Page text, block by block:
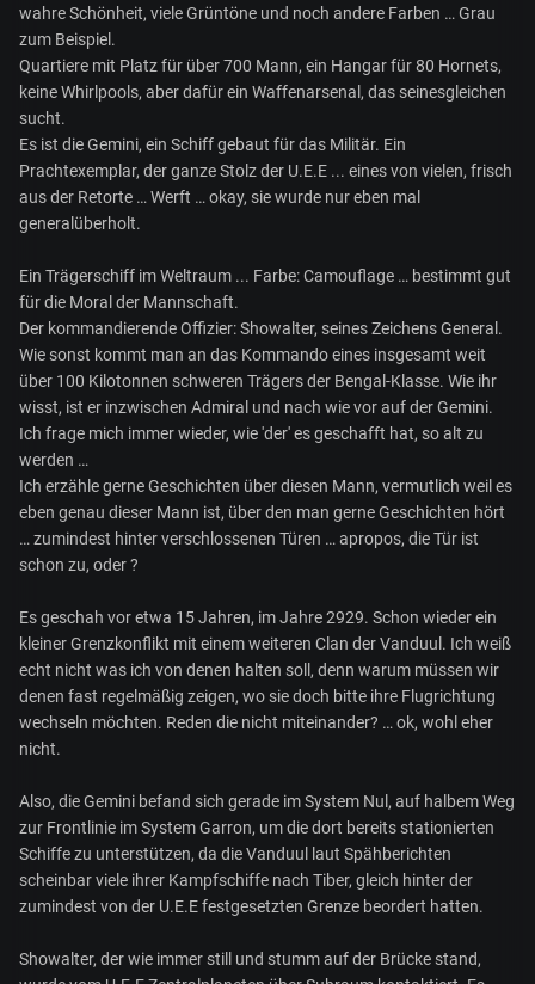
wahre Schönheit, viele Grüntöne und noch andere Farben … Grau
zum Beispiel.
Quartiere mit Platz für über 700 Mann, ein Hangar für 80 Hornets,
keine Whirlpools, aber dafür ein Waffenarsenal, das seinesgleichen
sucht.
Es ist die Gemini, ein Schiff gebaut für das Militär. Ein
Prachtexemplar, der ganze Stolz der U.E.E ... eines von vielen, frisch
aus der Retorte … Werft … okay, sie wurde nur eben mal
generalüberholt.
Ein Trägerschiff im Weltraum ... Farbe: Camouflage … bestimmt gut
für die Moral der Mannschaft.
Der kommandierende Offizier: Showalter, seines Zeichens General.
Wie sonst kommt man an das Kommando eines insgesamt weit
über 100 Kilotonnen schweren Trägers der Bengal-Klasse. Wie ihr
wisst, ist er inzwischen Admiral und nach wie vor auf der Gemini.
Ich frage mich immer wieder, wie 'der' es geschafft hat, so alt zu
werden …
Ich erzähle gerne Geschichten über diesen Mann, vermutlich weil es
eben genau dieser Mann ist, über den man gerne Geschichten hört
… zumindest hinter verschlossenen Türen … apropos, die Tür ist
schon zu, oder ?
Es geschah vor etwa 15 Jahren, im Jahre 2929. Schon wieder ein
kleiner Grenzkonflikt mit einem weiteren Clan der Vanduul. Ich weiß
echt nicht was ich von denen halten soll, denn warum müssen wir
denen fast regelmäßig zeigen, wo sie doch bitte ihre Flugrichtung
wechseln möchten. Reden die nicht miteinander? … ok, wohl eher
nicht.
Also, die Gemini befand sich gerade im System Nul, auf halbem Weg
zur Frontlinie im System Garron, um die dort bereits stationierten
Schiffe zu unterstützen, da die Vanduul laut Spähberichten
scheinbar viele ihrer Kampfschiffe nach Tiber, gleich hinter der
zumindest von der U.E.E festgesetzten Grenze beordert hatten.
Showalter, der wie immer still und stumm auf der Brücke stand,